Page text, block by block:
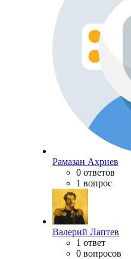
Рамазан Ахриев
0 ответов
1 вопрос
Валерий Лаптев
1 ответ
0 вопросов